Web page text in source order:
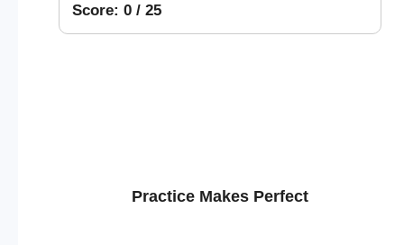
Score: 0 / 25
Practice Makes Perfect